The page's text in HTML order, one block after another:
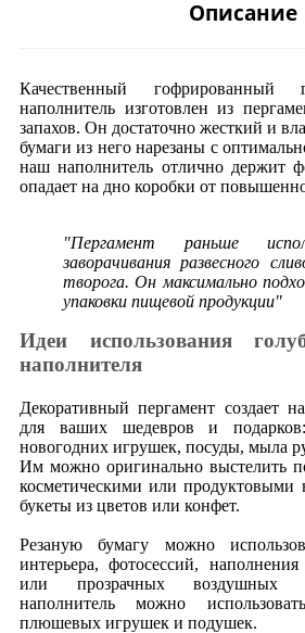
Описание
Качественный гофрированный
наполнитель изготовлен из
запахов. Он достаточно жесткий и
бумаги из него нарезаны с
наш наполнитель отлично держит
опадает на дно коробки от
"Пергамент раньше
заворачивания развесного
творога. Он максимально
упаковки пищевой продукции"
Идеи использования
наполнителя
Декоративный пергамент создает
для ваших шедевров и
новогодних игрушек, посуды, мыла
Им можно оригинально выстелить
косметическими или продуктовыми
букеты из цветов или конфет.
Резаную бумагу можно
интерьера, фотосессий,
или прозрачных воздушных
наполнитель можно
плюшевых игрушек и подушек.